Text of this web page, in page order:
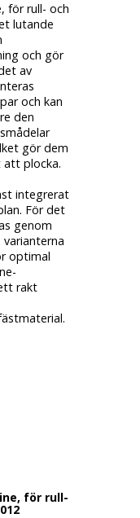
för rull- och
lutande
och gör
av
och kan
den
gör dem
plocka.
integrerat
För det
genom
optimal
rakt
för rull-